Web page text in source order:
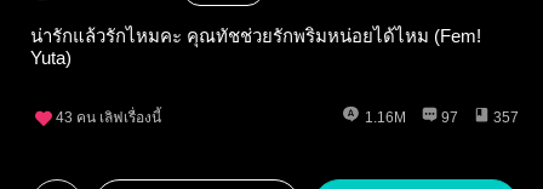
น่ารักแล้วรักไหมคะ คุณทัชช่วยรักพริมหน่อยได้ไหม (Fem!
Yuta)
43 คน เลิฟเรื่องนี้ 1.16M 97 357